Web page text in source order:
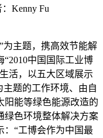
Kenny Fu
为主题，携高效节能解
中国国际工业博
活，以五大区域展示
主题的工作环境、由自
阳能等绿色能源改造的
绿色环境整体解决方案
：“工博会作为中国最